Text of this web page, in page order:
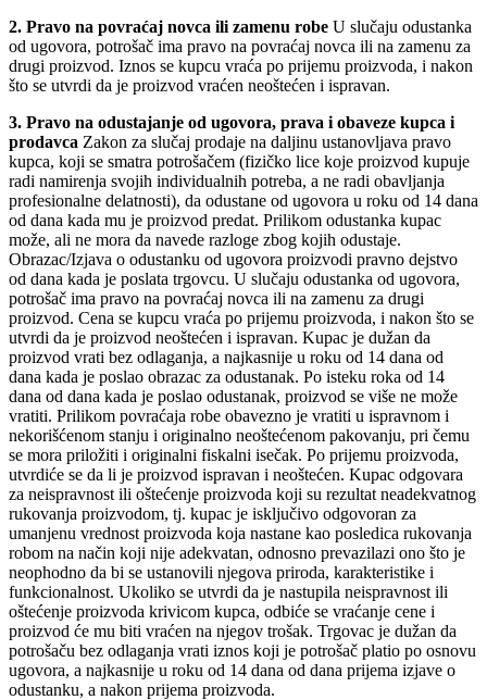
2. Pravo na povraćaj novca ili zamenu robe U slučaju odustanka
od ugovora, potrošač ima pravo na povraćaj novca ili na zamenu za
drugi proizvod. Iznos se kupcu vraća po prijemu proizvoda, i nakon
što se utvrdi da je proizvod vraćen neoštećen i ispravan.
3. Pravo na odustajanje od ugovora, prava i obaveze kupca i
prodavca Zakon za slučaj prodaje na daljinu ustanovljava pravo
kupca, koji se smatra potrošačem (fizičko lice koje proizvod kupuje
radi namirenja svojih individualnih potreba, a ne radi obavljanja
profesionalne delatnosti), da odustane od ugovora u roku od 14 dana
od dana kada mu je proizvod predat. Prilikom odustanka kupac
može, ali ne mora da navede razloge zbog kojih odustaje.
Obrazac/Izjava o odustanku od ugovora proizvodi pravno dejstvo
od dana kada je poslata trgovcu. U slučaju odustanka od ugovora,
potrošač ima pravo na povraćaj novca ili na zamenu za drugi
proizvod. Cena se kupcu vraća po prijemu proizvoda, i nakon što se
utvrdi da je proizvod neoštećen i ispravan. Kupac je dužan da
proizvod vrati bez odlaganja, a najkasnije u roku od 14 dana od
dana kada je poslao obrazac za odustanak. Po isteku roka od 14
dana od dana kada je poslao odustanak, proizvod se više ne može
vratiti. Prilikom povraćaja robe obavezno je vratiti u ispravnom i
nekorišćenom stanju i originalno neoštećenom pakovanju, pri čemu
se mora priložiti i originalni fiskalni isečak. Po prijemu proizvoda,
utvrdiće se da li je proizvod ispravan i neoštećen. Kupac odgovara
za neispravnost ili oštećenje proizvoda koji su rezultat neadekvatnog
rukovanja proizvodom, tj. kupac je isključivo odgovoran za
umanjenu vrednost proizvoda koja nastane kao posledica rukovanja
robom na način koji nije adekvatan, odnosno prevazilazi ono što je
neophodno da bi se ustanovili njegova priroda, karakteristike i
funkcionalnost. Ukoliko se utvrdi da je nastupila neispravnost ili
oštećenje proizvoda krivicom kupca, odbiće se vraćanje cene i
proizvod će mu biti vraćen na njegov trošak. Trgovac je dužan da
potrošaču bez odlaganja vrati iznos koji je potrošač platio po osnovu
ugovora, a najkasnije u roku od 14 dana od dana prijema izjave o
odustanku, a nakon prijema proizvoda.